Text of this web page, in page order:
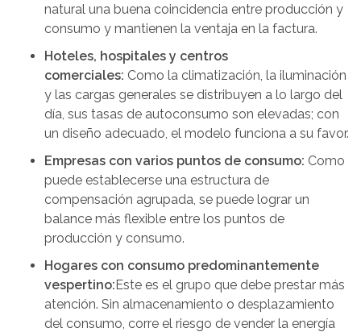
natural una buena coincidencia entre producción y
consumo y mantienen la ventaja en la factura.
Hoteles, hospitales y centros
comerciales: Como la climatización, la iluminación
y las cargas generales se distribuyen a lo largo del
día, sus tasas de autoconsumo son elevadas; con
un diseño adecuado, el modelo funciona a su favor.
Empresas con varios puntos de consumo: Como
puede establecerse una estructura de
compensación agrupada, se puede lograr un
balance más flexible entre los puntos de
producción y consumo.
Hogares con consumo predominantemente
vespertino:Este es el grupo que debe prestar más
atención. Sin almacenamiento o desplazamiento
del consumo, corre el riesgo de vender la energía